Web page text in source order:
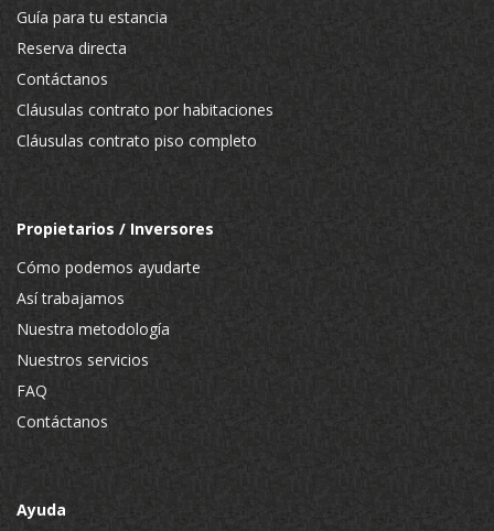
Guía para tu estancia
Reserva directa
Contáctanos
Cláusulas contrato por habitaciones
Cláusulas contrato piso completo
Propietarios / Inversores
Cómo podemos ayudarte
Así trabajamos
Nuestra metodología
Nuestros servicios
FAQ
Contáctanos
Ayuda